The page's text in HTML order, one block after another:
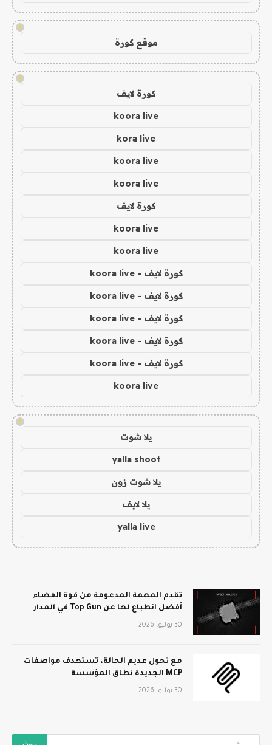
!
موقع كورة
!
كورة لايف
koora live
kora live
koora live
koora live
كورة لايف
koora live
koora live
كورة لايف - koora live
كورة لايف - koora live
كورة لايف - koora live
كورة لايف - koora live
كورة لايف - koora live
koora live
!
يلا شوت
yalla shoot
يلا شوت زون
يلا لايف
yalla live
تقدم المهمة المدعومة من قوة الفضاء
أفضل انطباع لها عن Top Gun في المدار
30 يوليو، 2026
مع تحول عديم الحالة، تستهدف مواصفات
MCP الجديدة نطاق المؤسسة
30 يوليو، 2026